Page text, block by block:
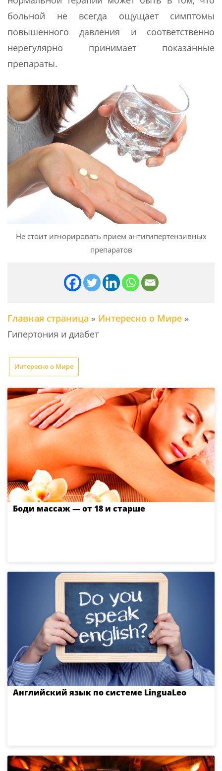
больной не всегда ощущает симптомы
повышенного давления и соответственно
нерегулярно принимает показанные
препараты.
Не стоит игнорировать прием антигипертензивных
препаратов
Главная страница » Интересно о Мире »
Гипертония и диабет
Интересно о Мире
Боди массаж — от 18 и старше
Английский язык по системе LinguaLeo